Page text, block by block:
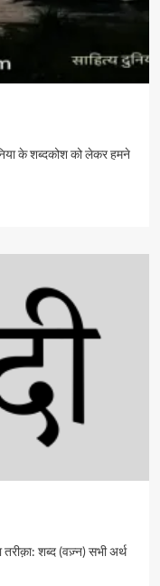
के शब्दकोश को लेकर हमने
शब्द (वज़्न) सभी अर्थ